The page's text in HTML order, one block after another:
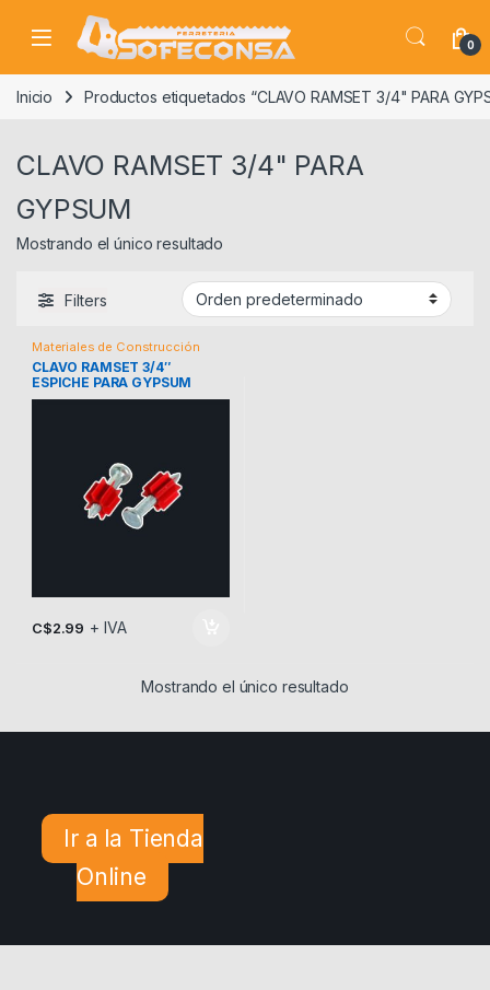
Skip to navigation
Skip to content
0
Inicio Productos etiquetados “CLAVO RAMSET 3/4" PARA
CLAVO RAMSET 3/4" PARA
GYPSUM
Mostrando el único resultado
Filters
Materiales de Construcción
CLAVO RAMSET 3/4″
ESPICHE PARA GYPSUM
C$2.99 + IVA
Mostrando el único resultado
Ir a la Tienda
Online